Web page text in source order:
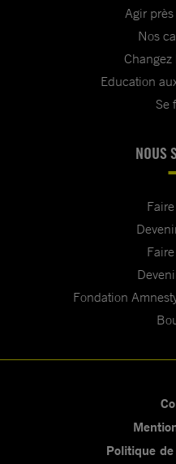
Agir
Nos
Education
Se
NOUS
Fondation
Politique